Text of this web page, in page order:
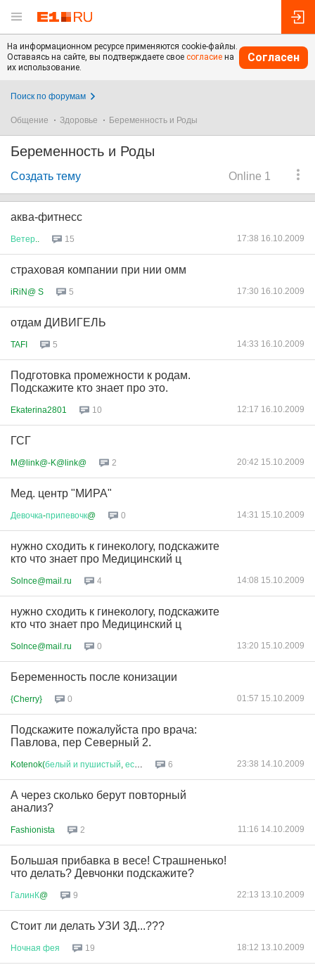
На информационном ресурсе применяются cookie-файлы.
Оставаясь на сайте, вы подтверждаете свое согласие на
их использование.
Согласен
Поиск по форумам
Общение Здоровье Беременность и Роды
Беременность и Роды
Online 1
Создать тему
аква-фитнесс
Ветер 15 17:38 16.10.2009
страховая компании при нии омм
iRiN@ S 5 17:30 16.10.2009
отдам ДИВИГЕЛЬ
TAFI 5 14:33 16.10.2009
Подготовка промежности к родам.
Подскажите кто знает про это.
Ekaterina2801 10 12:17 16.10.2009
ГСГ
M@link@-K@link@ 2 20:42 15.10.2009
Мед. центр "МИРА"
Девочка-припевочк@ 0 14:31 15.10.2009
нужно сходить к гинекологу, подскажите
кто что знает про Медицинский ц
Solnce@mail.ru 4 14:08 15.10.2009
нужно сходить к гинекологу, подскажите
кто что знает про Медицинский ц
Solnce@mail.ru 0 13:20 15.10.2009
Беременность после конизации
{Cherry} 0 01:57 15.10.2009
Подскажите пожалуйста про врача:
Павлова, пер Северный 2.
Kotenok(белый и пушистый если 6 23:38 14.10.2009
А через сколько берут повторный
анализ?
Fashionista 2 11:16 14.10.2009
Большая прибавка в весе! Страшненько!
что делать? Девчонки подскажите?
ГалинК@ 9 22:13 13.10.2009
Стоит ли делать УЗИ 3Д...???
Ночная фея 19 18:12 13.10.2009